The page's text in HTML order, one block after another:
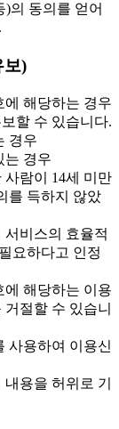
)의 동의를 얻어
보)
해당하는 경우
할 수 있습니다.
경우
는 경우
사람이 14세 미만
를 득하지 않았
서비스의 효율적
요하다고 인정
해당하는 이용
절할 수 있습니
사용하여 이용신
용을 허위로 기